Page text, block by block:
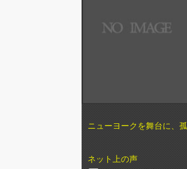
ニューヨークを舞台に、
ネット上の声